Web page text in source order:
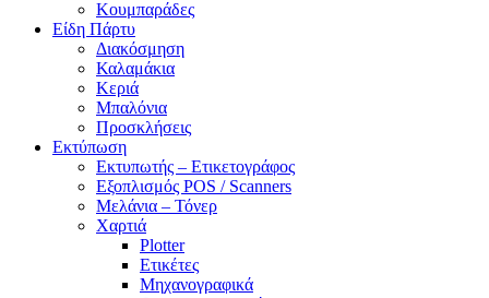
Κουμπαράδες
Είδη Πάρτυ
Διακόσμηση
Καλαμάκια
Κεριά
Μπαλόνια
Προσκλήσεις
Εκτύπωση
Εκτυπωτής – Ετικετογράφος
Εξοπλισμός POS / Scanners
Μελάνια – Τόνερ
Χαρτιά
Plotter
Ετικέτες
Μηχανογραφικά